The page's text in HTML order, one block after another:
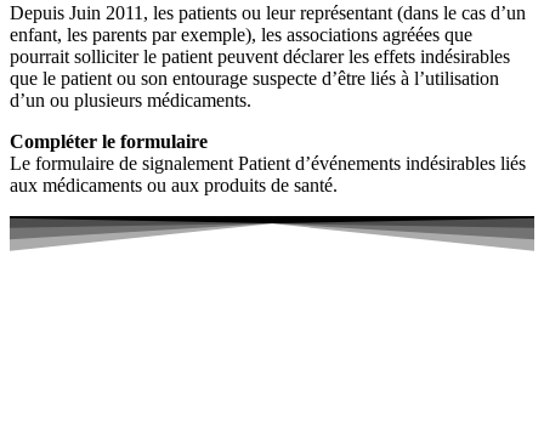
Depuis Juin 2011, les patients ou leur représentant (dans le cas d’un
enfant, les parents par exemple), les associations agréées que
pourrait solliciter le patient peuvent déclarer les effets indésirables
que le patient ou son entourage suspecte d’être liés à l’utilisation
d’un ou plusieurs médicaments.
Compléter le formulaire
Le formulaire de signalement Patient d’événements indésirables liés
aux médicaments ou aux produits de santé.